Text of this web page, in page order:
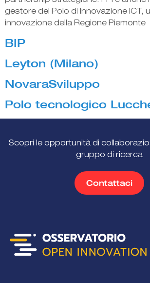
gestore del Polo di Innovazione ICT,
innovazione della Regione Piemonte
BIP
Leyton (Milano)
NovaraSviluppo
Polo tecnologico
Scopri le opportunità di
gruppo di ricerca
Contattaci